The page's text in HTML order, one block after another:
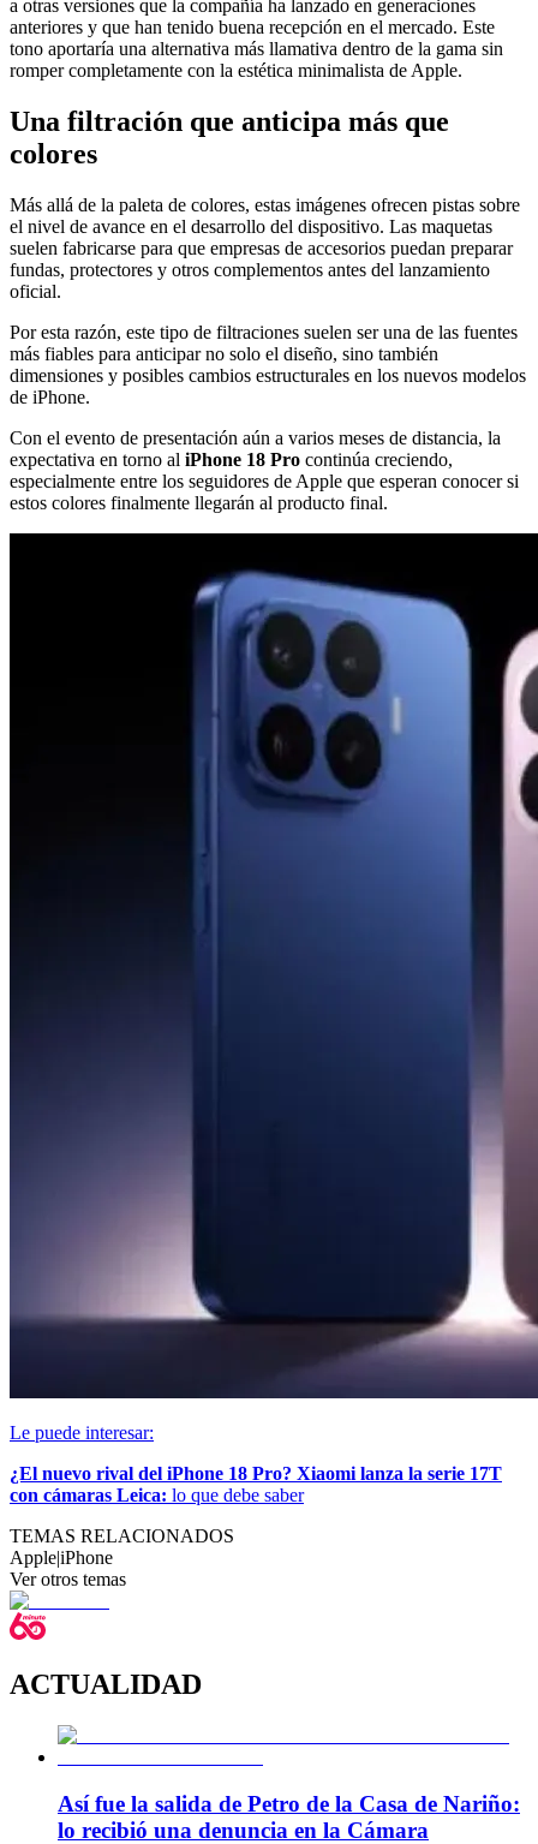
a otras versiones que la compañía ha lanzado en generaciones
anteriores y que han tenido buena recepción en el mercado. Este
tono aportaría una alternativa más llamativa dentro de la gama sin
romper completamente con la estética minimalista de Apple.
Una filtración que anticipa más que
colores
Más allá de la paleta de colores, estas imágenes ofrecen pistas sobre
el nivel de avance en el desarrollo del dispositivo. Las maquetas
suelen fabricarse para que empresas de accesorios puedan preparar
fundas, protectores y otros complementos antes del lanzamiento
oficial.
Por esta razón, este tipo de filtraciones suelen ser una de las fuentes
más fiables para anticipar no solo el diseño, sino también
dimensiones y posibles cambios estructurales en los nuevos modelos
de iPhone.
Con el evento de presentación aún a varios meses de distancia, la
expectativa en torno al iPhone 18 Pro continúa creciendo,
especialmente entre los seguidores de Apple que esperan conocer si
estos colores finalmente llegarán al producto final.
Le puede interesar:
¿El nuevo rival del iPhone 18 Pro? Xiaomi lanza la serie 17T
con cámaras Leica: lo que debe saber
TEMAS RELACIONADOS
Apple|iPhone
Ver otros temas
ACTUALIDAD
Así fue la salida de Petro de la Casa de Nariño:
lo recibió una denuncia en la Cámara